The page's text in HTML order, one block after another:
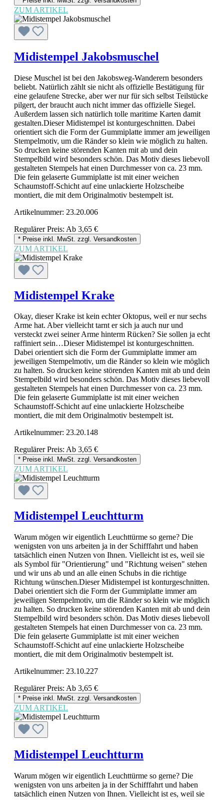
ZUM ARTIKEL
Midistempel Jakobsmuschel
Diese Muschel ist bei den Jakobsweg-Wanderern besonders
beliebt. Natürlich zählt sie nicht als offizielle Bestätigung für
eine gelaufene Strecke, aber wer nur für sich selbst Teilstücke
pilgert, der braucht auch nicht immer das offizielle Siegel.
Außerdem lassen sich natürlich tolle maritime Karten damit
gestalten.Dieser Midistempel ist konturgeschnitten. Dabei
orientiert sich die Form der Gummiplatte immer am jeweiligen
Stempelmotiv, um die Ränder so klein wie möglich zu halten.
So drucken keine störenden Kanten mit ab und dein
Stempelbild wird besonders schön. Das Motiv dieses liebevoll
gestalteten Stempels hat einen Durchmesser von ca. 23 mm.
Die fein gelaserte Gummiplatte ist mit einer weichen
Schaumstoff-Schicht auf eine unlackierte Holzscheibe
montiert, die mit dem Originalmotiv bestempelt ist.
Artikelnummer: 23.20.006
Regulärer Preis: Ab 3,65 €
* Preise inkl. MwSt. zzgl. Versandkosten
ZUM ARTIKEL
Midistempel Krake
Okay, dieser Krake ist kein echter Oktopus, weil er nur sechs
Arme hat. Aber vielleicht tarnt er sich ja auch nur und
versteckt zwei seiner Arme hinterm Rücken? Sie sollen ja echt
raffiniert sein…Dieser Midistempel ist konturgeschnitten.
Dabei orientiert sich die Form der Gummiplatte immer am
jeweiligen Stempelmotiv, um die Ränder so klein wie möglich
zu halten. So drucken keine störenden Kanten mit ab und dein
Stempelbild wird besonders schön. Das Motiv dieses liebevoll
gestalteten Stempels hat einen Durchmesser von ca. 23 mm.
Die fein gelaserte Gummiplatte ist mit einer weichen
Schaumstoff-Schicht auf eine unlackierte Holzscheibe
montiert, die mit dem Originalmotiv bestempelt ist.
Artikelnummer: 23.20.148
Regulärer Preis: Ab 3,65 €
* Preise inkl. MwSt. zzgl. Versandkosten
ZUM ARTIKEL
Midistempel Leuchtturm
Warum mögen wir eigentlich Leuchttürme so gerne? Die
wenigsten von uns arbeiten ja in der Schifffahrt und haben
tatsächlich einen Nutzen von Ihnen. Vielleicht ist es, weil sie
als Symbol für "Orientierung" und "Richtung weisen" stehen
und wir uns ab und an alle einen Schubs in die richtige
Richtung wünschen.Dieser Midistempel ist konturgeschnitten.
Dabei orientiert sich die Form der Gummiplatte immer am
jeweiligen Stempelmotiv, um die Ränder so klein wie möglich
zu halten. So drucken keine störenden Kanten mit ab und dein
Stempelbild wird besonders schön. Das Motiv dieses liebevoll
gestalteten Stempels hat einen Durchmesser von ca. 23 mm.
Die fein gelaserte Gummiplatte ist mit einer weichen
Schaumstoff-Schicht auf eine unlackierte Holzscheibe
montiert, die mit dem Originalmotiv bestempelt ist.
Artikelnummer: 23.10.227
Regulärer Preis: Ab 3,65 €
* Preise inkl. MwSt. zzgl. Versandkosten
ZUM ARTIKEL
Midistempel Leuchtturm
Warum mögen wir eigentlich Leuchttürme so gerne? Die
wenigsten von uns arbeiten ja in der Schifffahrt und haben
tatsächlich einen Nutzen von Ihnen. Vielleicht ist es, weil sie